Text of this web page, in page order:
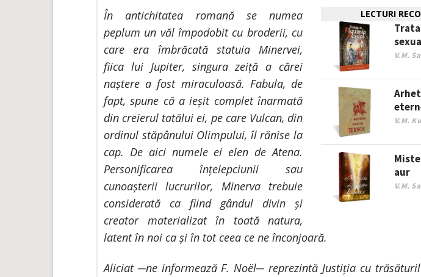
LECTURI
V.M.
V.M.
aur
V.M.
În antichitatea romană se numea
peplum un văl împodobit cu broderii, cu
care era îmbrăcată statuia Minervei,
fiica lui Jupiter, singura zeiță a cărei
naștere a fost miraculoasă. Fabula, de
fapt, spune că a ieșit complet înarmată
din creierul tatălui ei, pe care Vulcan, din
ordinul stăpânului Olimpului, îl rănise la
cap. De aici numele ei elen de Atena.
Personificarea înțelepciunii sau
cunoașterii lucrurilor, Minerva trebuie
considerată ca fiind gândul divin și
creator materializat în toată natura,
latent în noi ca și în tot ceea ce ne înconjoară.
Aliciat ─ne informează F. Noël─ reprezintă Justiția cu